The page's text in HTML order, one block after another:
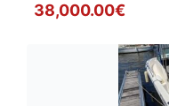
38,000.00€